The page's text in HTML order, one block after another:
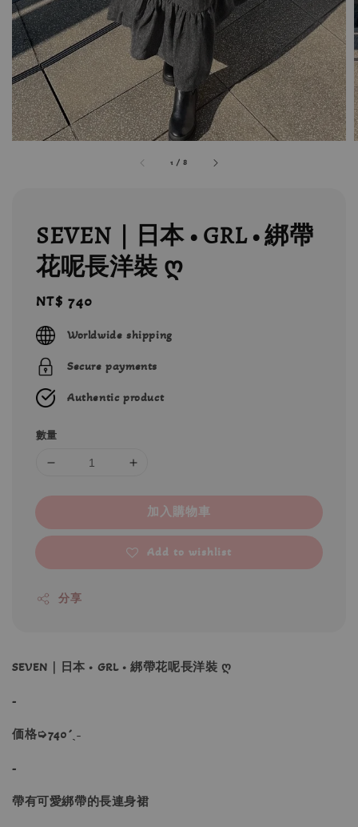
1 /8
SEVEN｜日本 • GRL • 綁帶
花呢長洋裝 ღ
Regular
price
NT$ 740
Worldwide shipping
Secure payments
Authentic product
數量
加入購物車
Add to wishlist
分享
SEVEN｜日本 • GRL • 綁帶花呢長洋裝 ღ
-
価格➭740´ˎ˗
-
帶有可愛綁帶的長連身裙